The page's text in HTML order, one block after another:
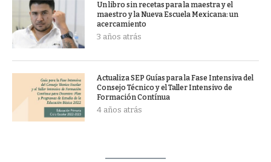
Un libro sin recetas para la maestra y el
maestro y la Nueva Escuela Mexicana: un
acercamiento
3 años atrás
Actualiza SEP Guías para la Fase Intensiva del
Consejo Técnico y el Taller Intensivo de
Formación Contínua
4 años atrás